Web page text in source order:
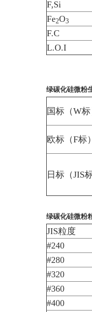
F,Si
Fe2O3
F.C
L.O.I
绿碳化硅微粉
国标（W
欧标（F标
日标（JIS
绿碳化硅微粉
JIS粒度
#240
#280
#320
#360
#400